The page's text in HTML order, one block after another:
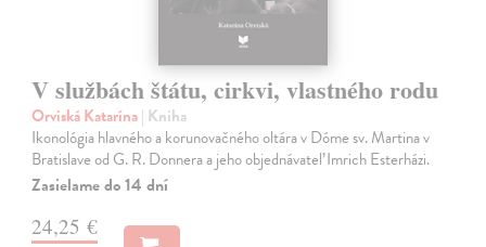
V službách štátu, cirkvi, vlastného rodu
Orviská Katarína| Kniha
Ikonológia hlavného a korunovačného oltára v Dóme sv. Martina v
Bratislave od G. R. Donnera a jeho objednávateľ Imrich Esterházi.
Zasielame do 14 dní
24,25 €